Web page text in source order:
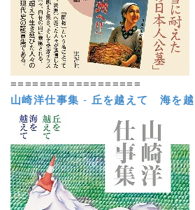
==================
山崎洋仕事集 - 丘を越えて 海を越